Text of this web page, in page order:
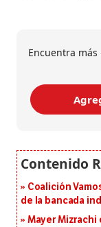
Encuentra
Coalición
de la bancada
Mayer Mizrachi